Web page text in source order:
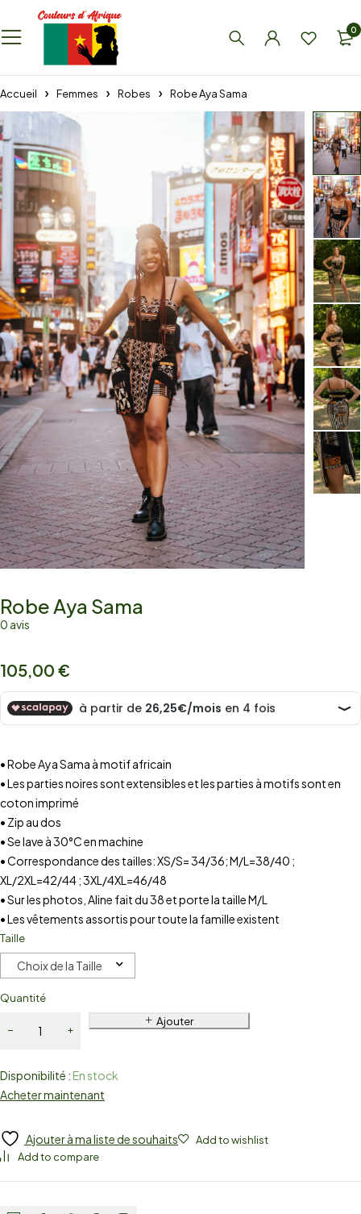
0
Accueil Femmes Robes Robe Aya Sama
Robe Aya Sama
0 avis
105,00 €
• Robe Aya Sama à motif africain
• Les parties noires sont extensibles et les parties à motifs sont en
coton imprimé
• Zip au dos
• Se lave à 30°C en machine
• Correspondance des tailles: XS/S= 34/36; M/L=38/40 ;
XL/2XL=42/44 ; 3XL/4XL=46/48
• Sur les photos, Aline fait du 38 et porte la taille M/L
• Les vêtements assortis pour toute la famille existent
Taille
Choix de la Taille
Quantité
Ajouter
Disponibilité :En stock
Acheter maintenant
Ajouter à ma liste de souhaits
Add to wishlist
Add to compare